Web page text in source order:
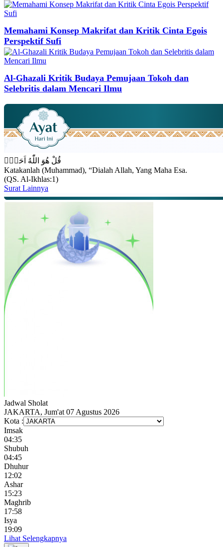
Memahami Konsep Makrifat dan Kritik Cinta Egois
Perspektif Sufi
Al-Ghazali Kritik Budaya Pemujaan Tokoh dan
Selebritis dalam Mencari Ilmu
قُلْ هُوَ اللّٰهُ اَحَدٌۚ
Katakanlah (Muhammad), “Dialah Allah, Yang Maha Esa.
(QS. Al-Ikhlas:1)
Surat Lainnya
Jadwal Sholat
JAKARTA, Jum'at 07 Agustus 2026
Kota :
Imsak
04:35
Shubuh
04:45
Dhuhur
12:02
Ashar
15:23
Maghrib
17:58
Isya
19:09
Lihat Selengkapnya